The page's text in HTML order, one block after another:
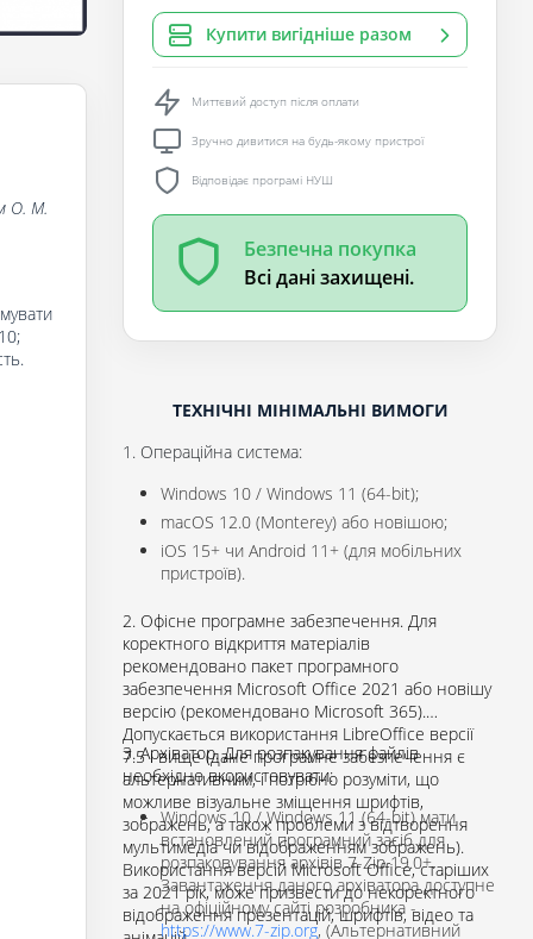
О. М.
Купити вигідніше разом
Миттєвий доступ після оплати
Зручно дивитися на будь-якому пристрої
Відповідає програмі НУШ
Безпечна покупка
Всі дані захищені.
ТЕХНІЧНІ МІНІМАЛЬНІ ВИМОГИ
1. Операційна система:
Windows 10 / Windows 11 (64-bit);
macOS 12.0 (Monterey) або новішою;
iOS 15+ чи Android 11+ (для мобільних
пристроїв).
2. Офісне програмне забезпечення. Для
коректного відкриття матеріалів
рекомендовано пакет програмного
забезпечення Microsoft Office 2021 або новішу
версію (рекомендовано Microsoft 365).
Допускається використання LibreOffice версії
7.5 і вище (дане програмне забезпечення є
альтернативним, і потрібно розуміти, що
можливе візуальне зміщення шрифтів,
зображень, а також проблеми з відтворення
мультимедіа чи відображенням зображень).
Використання версій Microsoft Office, старіших
за 2021 рік, може призвести до некоректного
відображення презентацій, шрифтів, відео та
3. Архіватор. Для розпакування файлів
необхідно вкористовувати:
Windows 10 / Windows 11 (64-bit) мати
встановлений програмний засіб для
розпаковування архівів 7-Zip 19.0+.
Завантаження даного архіватора доступне
на офіційному сайті розробника -
https://www.7-zip.org, (Альтернативний